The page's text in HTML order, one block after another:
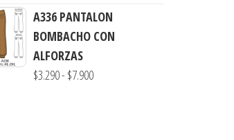
de
precios:
desde
$3.290
A336 PANTALON
BOMBACHO CON
ALFORZAS
$3.290- $7.900Rango